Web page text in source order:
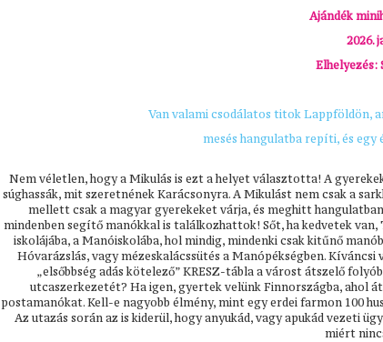
Ajándék
2026.
Elhelyezés:
Van valami csodálatos titok Lappföldön,
mesés hangulatba repíti, és
Nem véletlen, hogy a Mikulás is ezt a helyet választotta! A
súghassák, mit szeretnének Karácsonyra. A Mikulást nem csak a
mellett csak a magyar gyerekeket várja, és meghitt
mindenben segítő manókkal is találkozhattok! Sőt, ha kedvetek
iskolájába, a Manóiskolába, hol mindig, mindenki csak kitűnő
Hóvarázslás, vagy mézeskalácssütés a Manópékségben.
„elsőbbség adás kötelező” KRESZ-tábla a várost átszelő
utcaszerkezetét? Ha igen, gyertek velünk Finnországba, ahol
postamanókat. Kell-e nagyobb élmény, mint egy erdei farmon 100
Az utazás során az is kiderül, hogy anyukád, vagy apukád vezeti
miért